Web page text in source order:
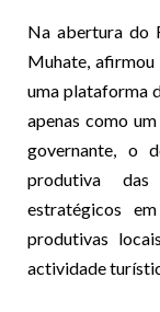
Na abertura do
Muhate,
uma plataforma
apenas como
governante, o
produtiva das
estratégicos
produtivas
actividade